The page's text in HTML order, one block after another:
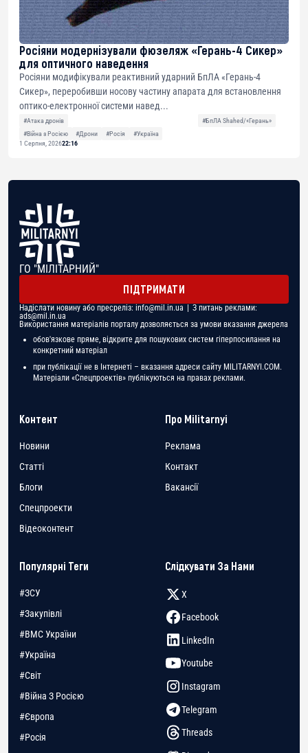
Росіяни модернізували фюзеляж «Герань-4 Сикер»
для оптичного наведення
Росіяни модифікували реактивний ударний БпЛА «Герань-4
Сикер», переробивши носову частину апарата для встановлення
оптико-електронної системи навед...
#Атака дронів
#БпЛА Shahed/«Герань»
#Війна з Росією
#Дрони #Росія
#Україна
1 Серпня, 202622:16
ГО "МІЛІТАРНИЙ"
ПІДТРИМАТИ
Надіслати новину або пресреліз: info@mil.in.ua | З питань реклами:
ads@mil.in.ua
Використання матеріалів порталу дозволяється за умови вказання джерела
обов'язкове пряме, відкрите для пошукових систем гіперпосилання на
конкретний матеріал
при публікації не в Інтернеті – вказання адреси сайту MILITARNYI.COM.
Матеріали «Спецпроектів» публікуються на правах реклами.
Контент
Новини
Статті
Блоги
Спецпроекти
Відеоконтент
Про Militarnyi
Реклама
Контакт
Вакансії
Популярні Теги
#ЗСУ
#Закупівлі
#ВМС України
#Україна
#Світ
#Війна З Росією
#Європа
#Росія
Слідкувати За Нами
X
Facebook
LinkedIn
Youtube
Instagram
Telegram
Threads